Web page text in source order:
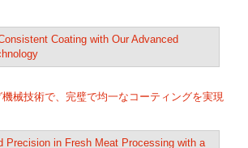
械技術で、完璧で均一なコーティングを実現